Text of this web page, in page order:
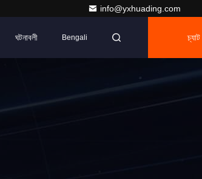
info@yxhuading.com
ঘটনাবলী Bengali চ্যাট